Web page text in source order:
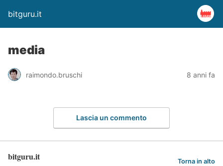
bitguru.it
media
raimondo.bruschi 8 anni fa
Lascia un commento
bitguru.it Torna in alto